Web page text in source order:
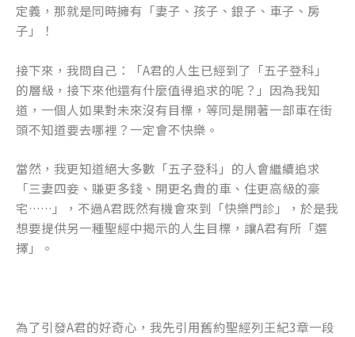
定義，那就是同時擁有「妻子、孩子、銀子、車子、房
子」！
接下來，我問自己：「A君的人生已經到了「五子登科」
的層級，接下來他還有什麼值得追求的呢？」因為我知
道，一個人如果對未來沒有目標，等同是開著一部車在街
頭不知道要去哪裡？一定會不快樂。
當然，我更知道絕大多數「五子登科」的人會繼續追求
「三妻四妾、賺更多錢、開更名貴的車、住更高級的豪
宅……」，不過A君既然有機會來到「快樂門診」，於是我
想要提供另一種聖經中揭示的人生目標，讓A君有所「選
擇」。
為了引發A君的好奇心，我先引用舊約聖經列王紀3章一段